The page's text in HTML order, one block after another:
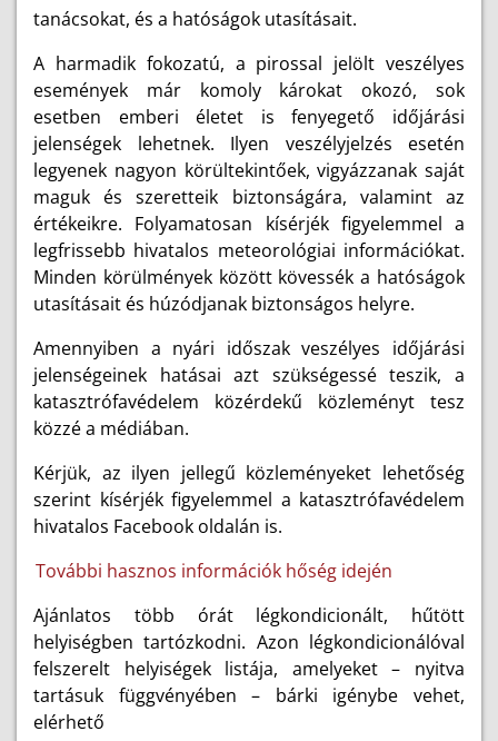
tanácsokat, és a hatóságok utasításait.
A harmadik fokozatú, a pirossal jelölt veszélyes
események már komoly károkat okozó, sok
esetben emberi életet is fenyegető időjárási
jelenségek lehetnek. Ilyen veszélyjelzés esetén
legyenek nagyon körültekintőek, vigyázzanak saját
maguk és szeretteik biztonságára, valamint az
értékeikre. Folyamatosan kísérjék figyelemmel a
legfrissebb hivatalos meteorológiai információkat.
Minden körülmények között kövessék a hatóságok
utasításait és húzódjanak biztonságos helyre.
Amennyiben a nyári időszak veszélyes időjárási
jelenségeinek hatásai azt szükségessé teszik, a
katasztrófavédelem közérdekű közleményt tesz
közzé a médiában.
Kérjük, az ilyen jellegű közleményeket lehetőség
szerint kísérjék figyelemmel a katasztrófavédelem
hivatalos Facebook oldalán is.
További hasznos információk hőség idején
Ajánlatos több órát légkondicionált, hűtött
helyiségben tartózkodni. Azon légkondicionálóval
felszerelt helyiségek listája, amelyeket – nyitva
tartásuk függvényében – bárki igénybe vehet,
elérhető